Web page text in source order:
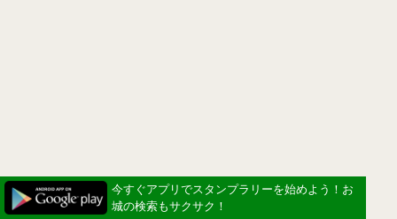
今すぐアプリでスタンプラリーを始めよう！お
城の検索もサクサク！